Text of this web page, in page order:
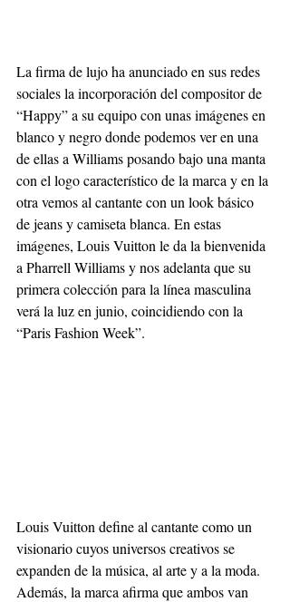
La firma de lujo ha anunciado en sus redes
sociales la incorporación del compositor de
“Happy” a su equipo con unas imágenes en
blanco y negro donde podemos ver en una
de ellas a Williams posando bajo una manta
con el logo característico de la marca y en la
otra vemos al cantante con un look básico
de jeans y camiseta blanca. En estas
imágenes, Louis Vuitton le da la bienvenida
a Pharrell Williams y nos adelanta que su
primera colección para la línea masculina
verá la luz en junio, coincidiendo con la
“Paris Fashion Week”.
Louis Vuitton define al cantante como un
visionario cuyos universos creativos se
expanden de la música, al arte y a la moda.
Además, la marca afirma que ambos van